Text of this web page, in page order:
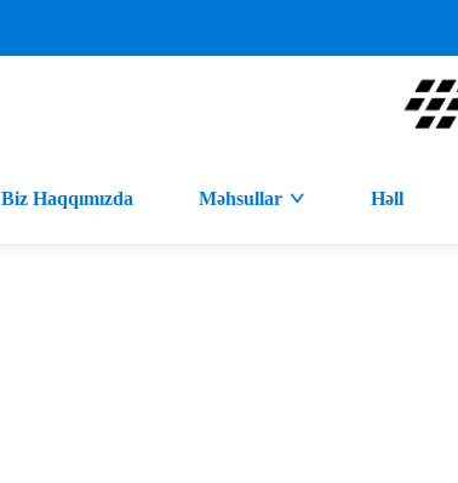
Biz Haqqımızda Məhsullar Həll